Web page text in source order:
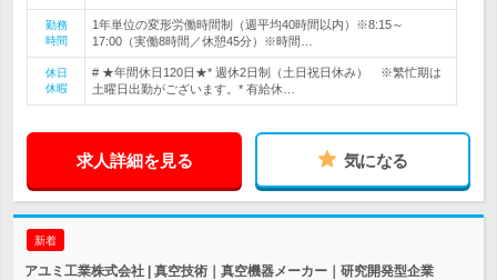
勤務
時間
1年単位の変形労働時間制（週平均40時間以内）※8:15～
17:00（実働8時間／休憩45分）※時間…
休日
休暇
# ★年間休日120日★* 週休2日制（土日祝日休み） ※繁忙期は
土曜日出勤がございます。* 有給休…
求人詳細を見る 気になる
新着
アユミ工業株式会社 | 真空技術｜真空機器メーカー｜研究開発型企業